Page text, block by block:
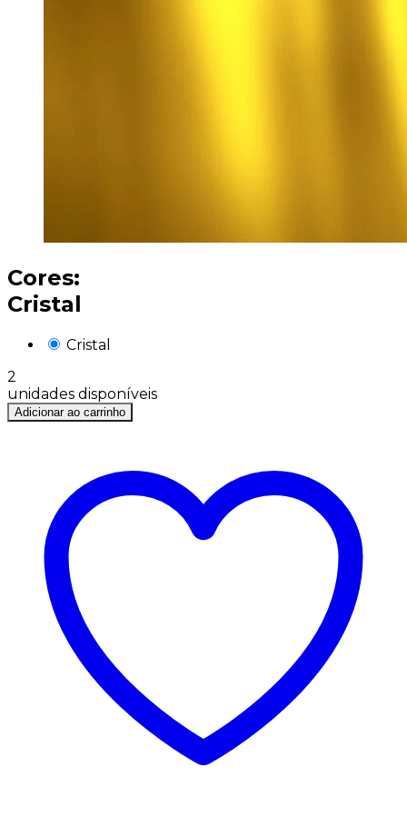
Cores:
Cristal
Cristal
2
unidades disponíveis
Adicionar ao carrinho